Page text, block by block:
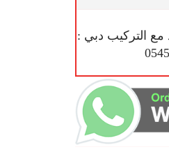
التركيب دبي :